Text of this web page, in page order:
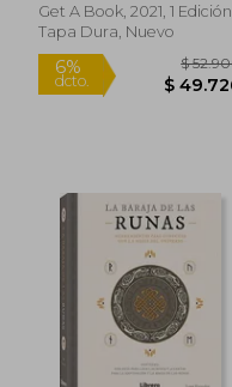
Get A Book, 2021, 1 Edición,
Tapa Dura, Nuevo